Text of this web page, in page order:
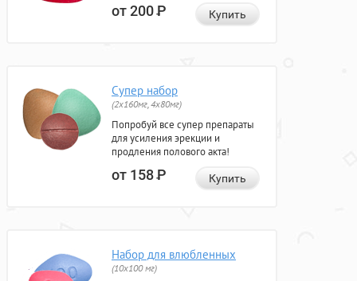
от 200Р Купить
Супер набор
(2х160мг, 4х80мг)
Попробуй все супер препараты
для усиления эрекции и
продления полового акта!
от 158Р Купить
Набор для влюбленных
(10х100 мг)